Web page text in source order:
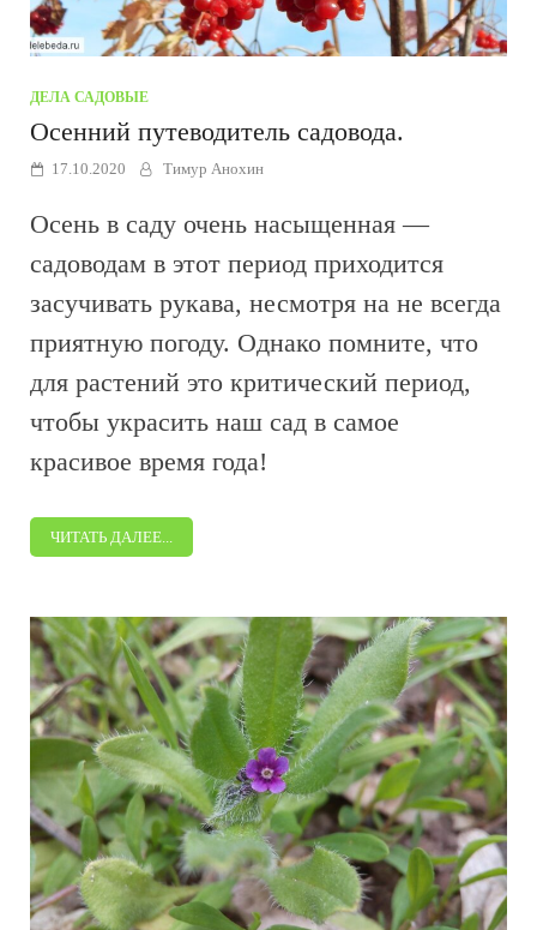
ДЕЛА САДОВЫЕ
Осенний путеводитель садовода.
17.10.2020 Тимур Анохин
Осень в саду очень насыщенная —
садоводам в этот период приходится
засучивать рукава, несмотря на не всегда
приятную погоду. Однако помните, что
для растений это критический период,
чтобы украсить наш сад в самое
красивое время года!
ЧИТАТЬ ДАЛЕЕ...